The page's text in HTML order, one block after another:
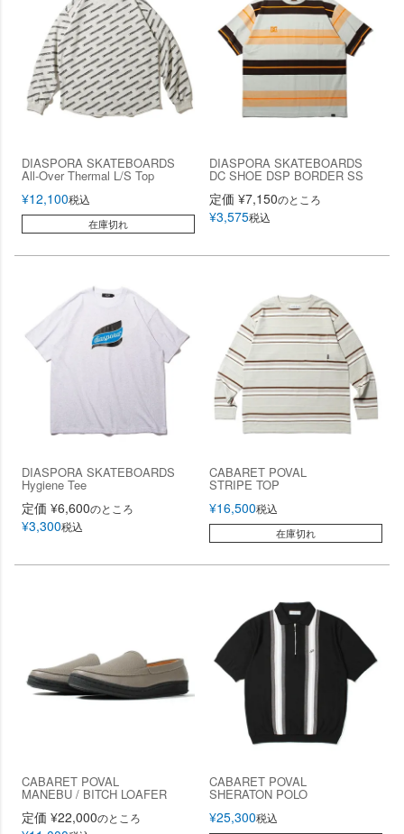
DIASPORA SKATEBOARDS
All-Over Thermal L/S Top
¥12,100税込
在庫切れ
DIASPORA SKATEBOARDS
DC SHOE DSP BORDER SS
定価 ¥7,150のところ
¥3,575税込
DIASPORA SKATEBOARDS
Hygiene Tee
定価 ¥6,600のところ
¥3,300税込
CABARET POVAL
STRIPE TOP
¥16,500税込
在庫切れ
CABARET POVAL
MANEBU / BITCH LOAFER
定価 ¥22,000のところ
CABARET POVAL
SHERATON POLO
¥25,300税込